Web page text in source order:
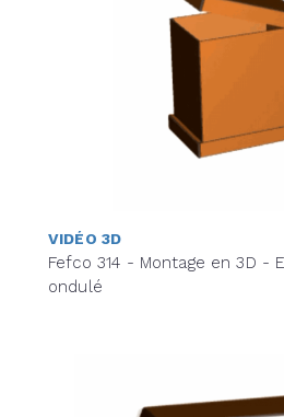
VIDÉO 3D
Fefco 314 - Montage en 3D -
ondulé